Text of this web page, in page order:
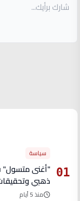
01
سياسة
ذهبي
منذ 5 أيام